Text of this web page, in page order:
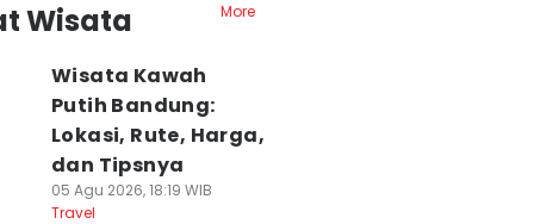
Wisata
More
Wisata Kawah
Putih Bandung:
Lokasi, Rute, Harga,
dan Tipsnya
05 Agu 2026, 18:19 WIB
Travel